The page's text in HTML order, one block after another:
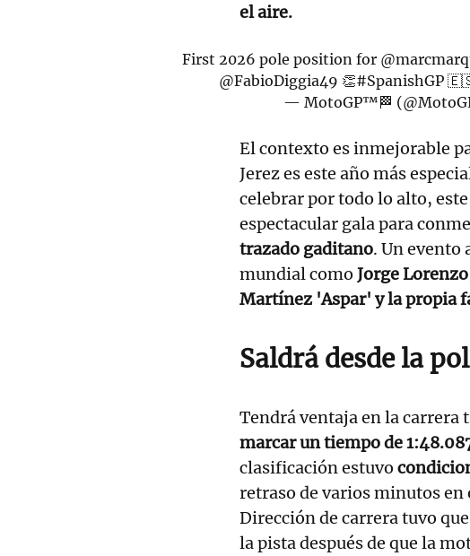
el aire.
First 2026 pole position for
@FabioDiggia49 👏#SpanishGP
— MotoGP™🏁
El contexto es inmejorable
Jerez es este año más
celebrar por todo lo alto,
espectacular gala para
trazado gaditano. Un evento
mundial como Jorge
Martínez 'Aspar' y la propia
Saldrá desde la
Tendrá ventaja en la carrera
marcar un tiempo de
clasificación estuvo
retraso de varios minutos en
Dirección de carrera tuvo
la pista después de que la